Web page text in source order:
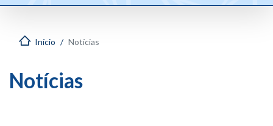
Notícias
Início Notícias